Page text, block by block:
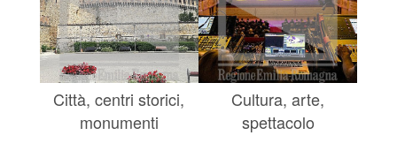
Città, centri storici,
monumenti
Cultura, arte,
spettacolo